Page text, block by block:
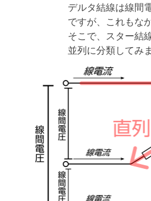
デルタ結線は線間
ですが、これもな
そこで、スター結
並列に分類してみ